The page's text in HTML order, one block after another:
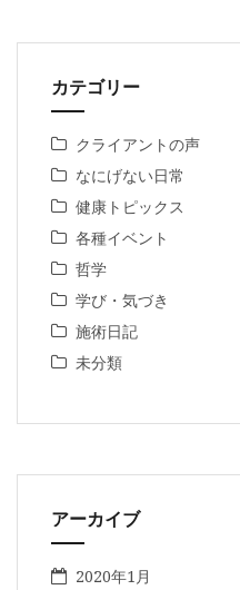
カテゴリー
クライアントの声
なにげない日常
健康トピックス
各種イベント
哲学
学び・気づき
施術日記
未分類
アーカイブ
2020年1月